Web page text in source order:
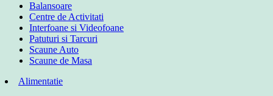
Balansoare
Centre de Activitati
Interfoane si Videofoane
Patuturi si Tarcuri
Scaune Auto
Scaune de Masa
Alimentatie